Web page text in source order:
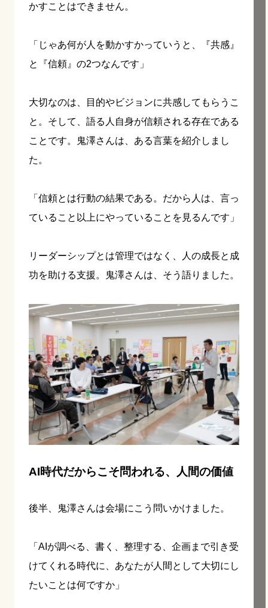
かすことはできません。
「じゃあ何が人を動かすかっていうと、『共感』
と『信頼』の2つなんです」
大切なのは、目的やビジョンに共感してもらうこ
と。そして、語る人自身が信頼される存在である
ことです。鬼澤さんは、ある言葉を紹介しまし
た。
「信頼とは行動の結果である。だから人は、言っ
ていること以上にやっていることを見るんです」
リーダーシップとは管理ではなく、人の成長と成
功を助ける支援。鬼澤さんは、そう語りました。
AI時代だからこそ問われる、人間の価値
後半、鬼澤さんは会場にこう問いかけました。
「AIが調べる、書く、整理する、企画まで引き受
けてくれる時代に、あなたが人間として大切にし
たいことは何ですか」